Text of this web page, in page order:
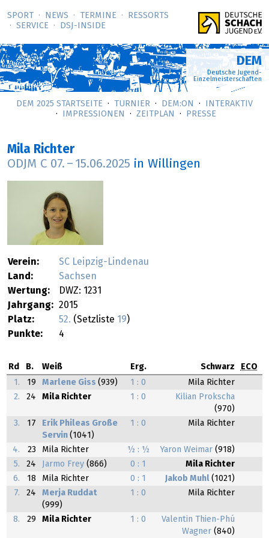
SPORT NEWS TERMINE
RESSORTS
SERVICE
DSJ-­INSIDE
DEM
Deutsche Jugend-
Einzelmeisterschaften
DEM 2025 STARTSEITE TURNIER DEM:ON
INTERAKTIV
IMPRESSIONEN
ZEITPLAN PRESSE
Mila Richter
ODJM C 07. – 15.06.2025 in Willingen
Verein:
SC Leipzig-Lindenau
Land:
Sachsen
Wertung:
DWZ: 1231
Jahrgang: 2015
Platz:
52. (Setzliste 19)
Punkte:
4
Rd B. Weiß Erg. Schwarz
ECO
1.
19 Marlene Giss (939) 1 : 0
Mila Richter
2.
24 Mila Richter 1 : 0
Kilian Prokscha
(970)
3.
17
Erik Phileas Große
Servin (1041)
1 : 0 Mila Richter
4. 23 Mila Richter ½ : ½ Yaron Weimar (918)
5.
24 Jarmo Frey (866) 0 : 1
Mila Richter
6.
18 Mila Richter 0 : 1 Jakob Muhl (1021)
7.
24
Merja Ruddat
(999)
1 : 0 Mila Richter
8. 29 Mila Richter 1 : 0
Valentin Thien-Phú
Wagner (840)